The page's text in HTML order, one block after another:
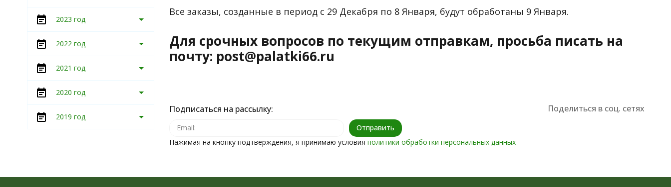
Все заказы, созданные в период с 29 Декабря по 8 Января, будут обработаны 9 Января.
Для срочных вопросов по текущим отправкам, просьба писать на
почту: post@palatki66.ru
Подписаться на рассылку:
Нажимая на кнопку подтверждения, я принимаю условия политики обработки персональных данных
Поделиться в соц. сетях
2023 год
2022 год
2021 год
2020 год
2019 год